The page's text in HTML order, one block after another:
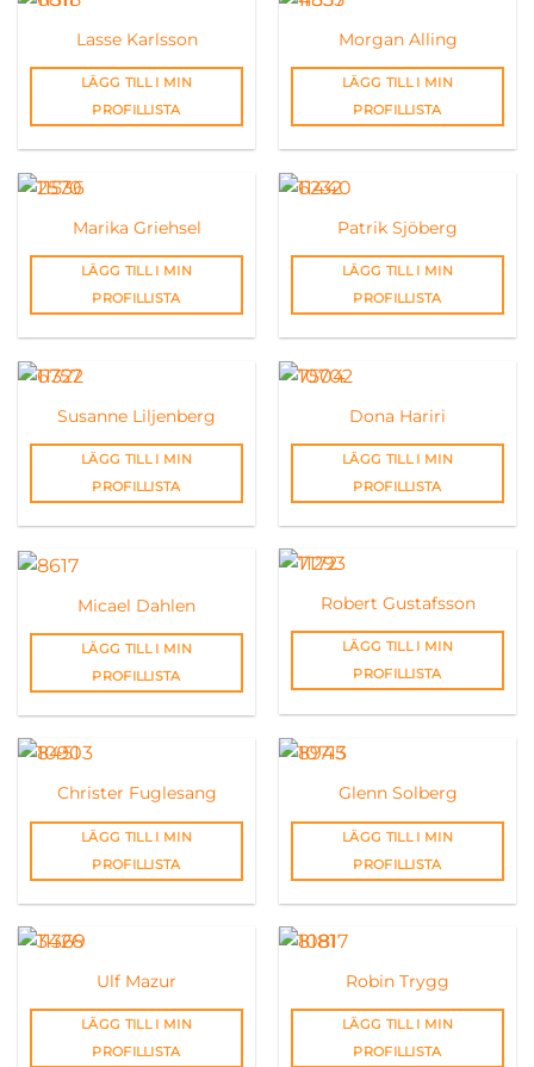
Lasse Karlsson
LÄGG TILL I MIN
PROFILLISTA
Morgan Alling
LÄGG TILL I MIN
PROFILLISTA
Marika Griehsel
LÄGG TILL I MIN
PROFILLISTA
Patrik Sjöberg
LÄGG TILL I MIN
PROFILLISTA
Susanne Liljenberg
LÄGG TILL I MIN
PROFILLISTA
Dona Hariri
LÄGG TILL I MIN
PROFILLISTA
Micael Dahlen
LÄGG TILL I MIN
PROFILLISTA
Robert Gustafsson
LÄGG TILL I MIN
PROFILLISTA
Christer Fuglesang
LÄGG TILL I MIN
PROFILLISTA
Glenn Solberg
LÄGG TILL I MIN
PROFILLISTA
Ulf Mazur
LÄGG TILL I MIN
PROFILLISTA
Robin Trygg
LÄGG TILL I MIN
PROFILLISTA